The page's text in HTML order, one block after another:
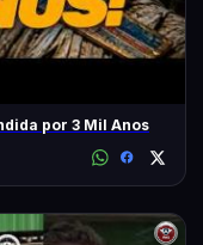
por 3 Mil Anos